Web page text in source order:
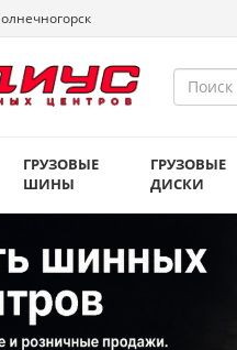
ГРУЗОВЫЕ
ШИНЫ
ГРУЗОВЫЕ
ДИСКИ